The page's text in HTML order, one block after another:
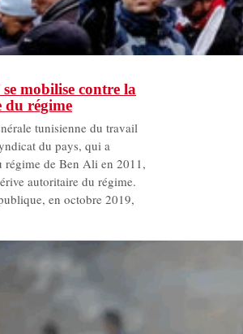
mobilise contre la
du régime
tunisienne du travail
du pays, qui a
régime de Ben Ali en 2011,
autoritaire du régime.
en octobre 2019,